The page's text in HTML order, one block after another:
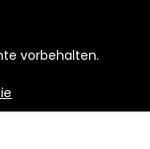
vorbehalten.